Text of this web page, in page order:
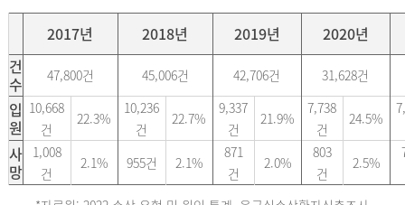
2017년 2018년 2019년
2020년
건
수
47,800건 45,006건 42,706건 31,628건
입
원
10,668
건
22.3%
10,236
건
22.7%
9,337
건
21.9%
7,738
건
24.5%
사
망
1,008
건
2.1% 955건 2.1%
871
건
2.0%
803
건
2.5%